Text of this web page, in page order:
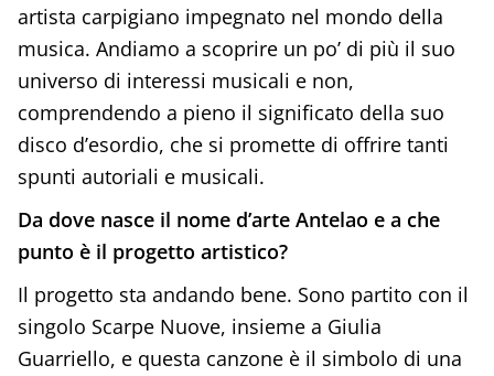
artista carpigiano impegnato nel mondo della
musica. Andiamo a scoprire un po’ di più il suo
universo di interessi musicali e non,
comprendendo a pieno il significato della suo
disco d’esordio, che si promette di offrire tanti
spunti autoriali e musicali.
Da dove nasce il nome d’arte Antelao e a che
punto è il progetto artistico?
Il progetto sta andando bene. Sono partito con il
singolo Scarpe Nuove, insieme a Giulia
Guarriello, e questa canzone è il simbolo di una